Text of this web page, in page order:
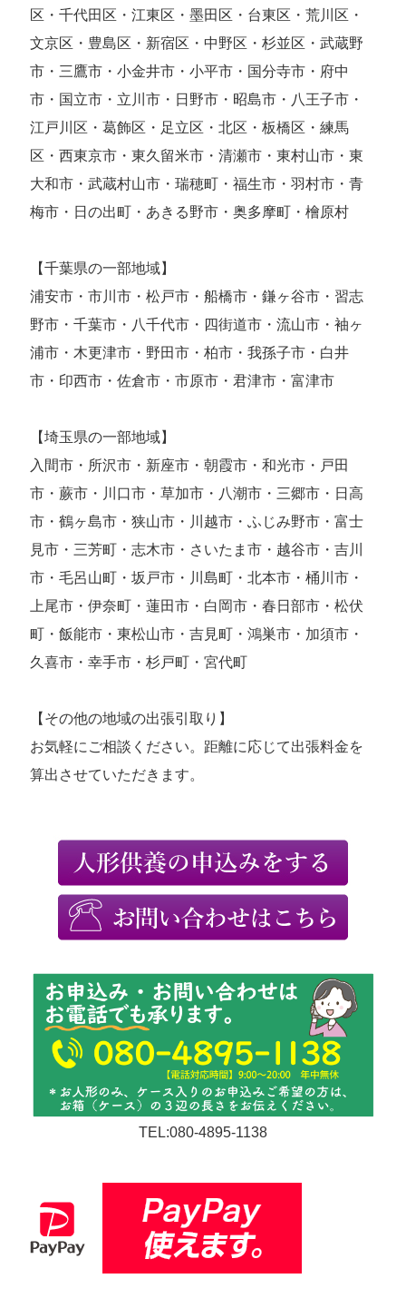
区・千代田区・江東区・墨田区・台東区・荒川区・
文京区・豊島区・新宿区・中野区・杉並区・武蔵野
市・三鷹市・小金井市・小平市・国分寺市・府中
市・国立市・立川市・日野市・昭島市・八王子市・
江戸川区・葛飾区・足立区・北区・板橋区・練馬
区・西東京市・東久留米市・清瀬市・東村山市・東
大和市・武蔵村山市・瑞穂町・福生市・羽村市・青
梅市・日の出町・あきる野市・奥多摩町・檜原村
【千葉県の一部地域】
浦安市・市川市・松戸市・船橋市・鎌ヶ谷市・習志
野市・千葉市・八千代市・四街道市・流山市・袖ヶ
浦市・木更津市・野田市・柏市・我孫子市・白井
市・印西市・佐倉市・市原市・君津市・富津市
【埼玉県の一部地域】
入間市・所沢市・新座市・朝霞市・和光市・戸田
市・蕨市・川口市・草加市・八潮市・三郷市・日高
市・鶴ヶ島市・狭山市・川越市・ふじみ野市・富士
見市・三芳町・志木市・さいたま市・越谷市・吉川
市・毛呂山町・坂戸市・川島町・北本市・桶川市・
上尾市・伊奈町・蓮田市・白岡市・春日部市・松伏
町・飯能市・東松山市・吉見町・鴻巣市・加須市・
久喜市・幸手市・杉戸町・宮代町
【その他の地域の出張引取り】
お気軽にご相談ください。距離に応じて出張料金を
算出させていただきます。
TEL:080-4895-1138